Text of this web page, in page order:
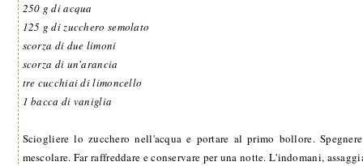
250 g di acqua
125 g di zucchero semolato
scorza di due limoni
scorza di un'arancia
tre cucchiai di limoncello
1 bacca di vaniglia
Sciogliere lo zucchero nell'acqua e portare al primo bollore.
mescolare. Far raffreddare e conservare per una notte. L'indomani,